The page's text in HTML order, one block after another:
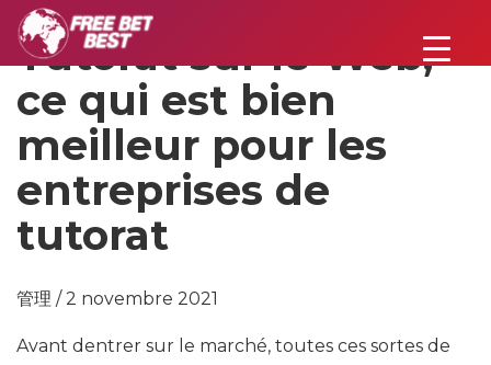
Tutorat sur le Web,
ce qui est bien
meilleur pour les
entreprises de
tutorat
管理 / 2 novembre 2021
Avant dentrer sur le marché, toutes ces sortes de